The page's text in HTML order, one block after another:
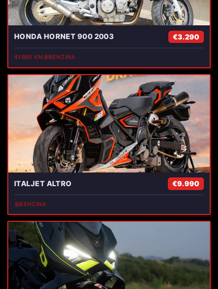
HONDA HORNET 900 2003 €3.290
41660 KM⛽BENZINA
ITALJET ALTRO €9.990
⛽BENZINA